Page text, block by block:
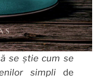
se știe cum se
simplide